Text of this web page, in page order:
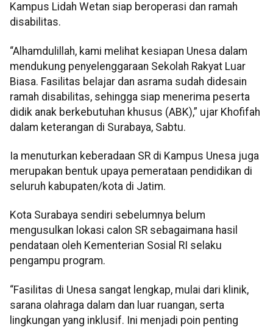
Kampus Lidah Wetan siap beroperasi dan ramah
disabilitas.
“Alhamdulillah, kami melihat kesiapan Unesa dalam
mendukung penyelenggaraan Sekolah Rakyat Luar
Biasa. Fasilitas belajar dan asrama sudah didesain
ramah disabilitas, sehingga siap menerima peserta
didik anak berkebutuhan khusus (ABK),” ujar Khofifah
dalam keterangan di Surabaya, Sabtu.
Ia menuturkan keberadaan SR di Kampus Unesa juga
merupakan bentuk upaya pemerataan pendidikan di
seluruh kabupaten/kota di Jatim.
Kota Surabaya sendiri sebelumnya belum
mengusulkan lokasi calon SR sebagaimana hasil
pendataan oleh Kementerian Sosial RI selaku
pengampu program.
“Fasilitas di Unesa sangat lengkap, mulai dari klinik,
sarana olahraga dalam dan luar ruangan, serta
lingkungan yang inklusif. Ini menjadi poin penting